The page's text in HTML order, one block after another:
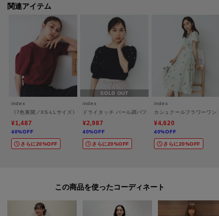
・マシンウォッシャブル可能なので、お手入れも簡単です！
※照明の関係により、実際よりも色味が違って見える場合があります。ま
た、パソコン・スマートフォンなどの環境により、若干製品と画像のカラー
が異なる場合もございます。
モデル情報：身長168cm B81 W60 H89 着用サイズ：00
関連アイテム
index
《7色展開／XS-LLサイズ》多機能タックスリーブトップス【汗ジミ防止／吸水速乾／
¥1,487
40%OFF
さらに20%OFF
SOLD OUT
index
ドライタッチ パール調パフスリーブニット【洗濯機洗い
¥2,987
40%OFF
さらに20%OFF
index
カシュクールフラワーワ
¥4,620
40%OFF
さらに20%OFF
この商品を使った